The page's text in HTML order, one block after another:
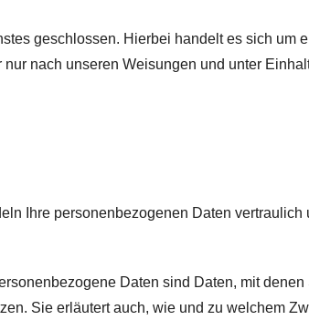
geschlossen. Hierbei handelt es sich um
nach unseren Weisungen und unter
Ihre personenbezogenen Daten
Daten sind Daten, mit
Sie erläutert auch, wie und zu welchem